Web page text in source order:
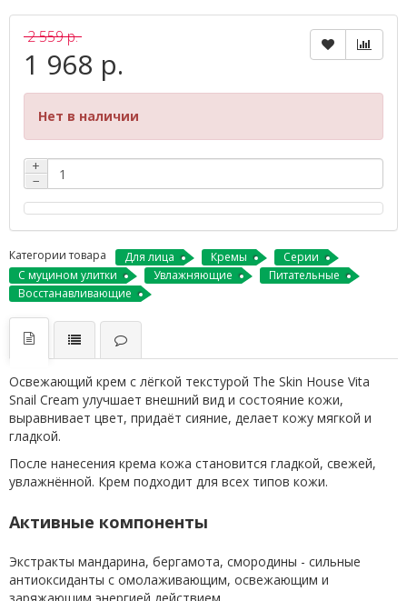
2 559 р.
1 968 р.
Нет в наличии
+
−
Категории товара Для лица Кремы
Серии
С муцином улитки
Увлажняющие
Питательные
Восстанавливающие
Освежающий крем с лёгкой текстурой The Skin House Vita
Snail Cream улучшает внешний вид и состояние кожи,
выравнивает цвет, придаёт сияние, делает кожу мягкой и
гладкой.
После нанесения крема кожа становится гладкой, свежей,
увлажнённой. Крем подходит для всех типов кожи.
Активные компоненты
Экстракты мандарина, бергамота, смородины - сильные
антиоксиданты с омолаживающим, освежающим и